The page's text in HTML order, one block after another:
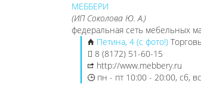
МЕББЕРИ
(ИП Соколова Ю. А.)
федеральная сеть мебельных
Петина, 4 (с фото!)
8 (8172) 51-60-15
http://www.mebbery.ru
пн - пт 10:00 - 20:00, сб,